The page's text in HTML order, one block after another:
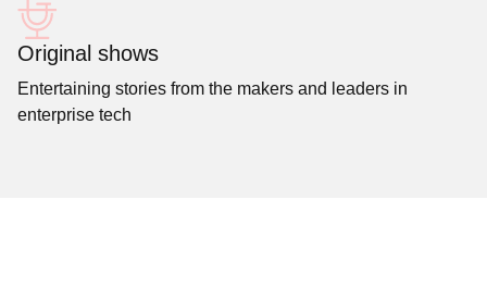
Original shows
Entertaining stories from the makers and leaders in
enterprise tech